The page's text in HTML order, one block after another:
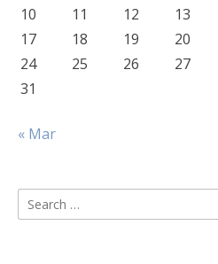
10
11 12 13
17
18 19 20
24
25 26 27
31
« Mar
Search
for: